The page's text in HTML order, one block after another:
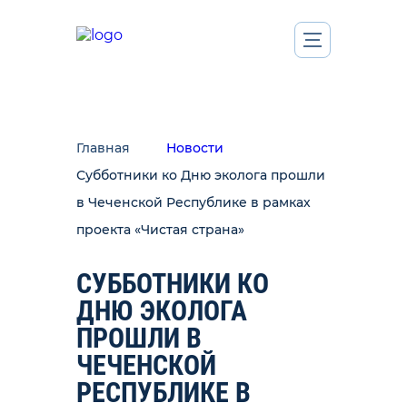
Главная
Новости
Субботники ко Дню эколога прошли
в Чеченской Республике в рамках
проекта «Чистая страна»
СУББОТНИКИ КО
ДНЮ ЭКОЛОГА
ПРОШЛИ В
ЧЕЧЕНСКОЙ
РЕСПУБЛИКЕ В